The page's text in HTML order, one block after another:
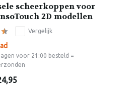
scheerkoppen voor
2D modellen
Vergelijk
voor 21:00 besteld =